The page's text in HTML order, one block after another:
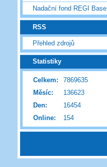
Nadační fond REGI Base
RSS
Přehled zdrojů
Statistiky
Online: 154
Celkem:
7869635
Měsíc:
136623
Den:
16454